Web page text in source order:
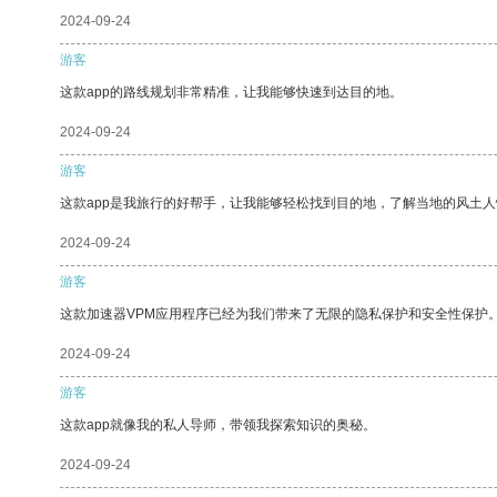
2024-09-24
游客
这款app的路线规划非常精准，让我能够快速到达目的地。
2024-09-24
游客
这款app是我旅行的好帮手，让我能够轻松找到目的地，了解当地的风土
2024-09-24
游客
这款加速器VPM应用程序已经为我们带来了无限的隐私保护和安全性保护
2024-09-24
游客
这款app就像我的私人导师，带领我探索知识的奥秘。
2024-09-24